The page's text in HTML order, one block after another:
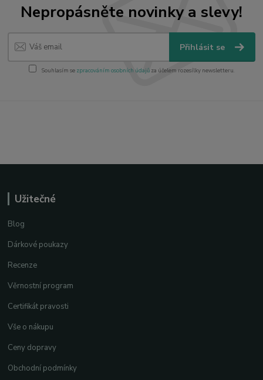
Nepropásněte novinky a slevy!
Přihlásit se
Souhlasím se zpracováním osobních údajůza účelem rozesílky newsletteru.
Užitečné
Blog
Dárkové poukazy
Recenze
Věrnostní program
Certifikát pravosti
Vše o nákupu
Ceny dopravy
Obchodní podmínky